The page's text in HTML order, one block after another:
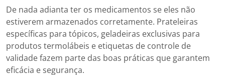
De nada adianta ter os medicamentos se eles não
estiverem armazenados corretamente. Prateleiras
específicas para tópicos, geladeiras exclusivas para
produtos termolábeis e etiquetas de controle de
validade fazem parte das boas práticas que garantem
eficácia e segurança.